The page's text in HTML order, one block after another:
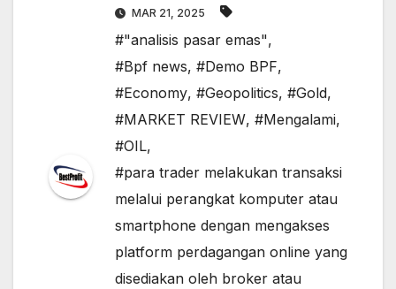
MAR 21, 2025
#"analisis pasar emas",
#Bpf news, #Demo BPF,
#Economy, #Geopolitics, #Gold,
#MARKET REVIEW, #Mengalami,
#OIL,
#para trader melakukan transaksi
melalui perangkat komputer atau
smartphone dengan mengakses
platform perdagangan online yang
disediakan oleh broker atau